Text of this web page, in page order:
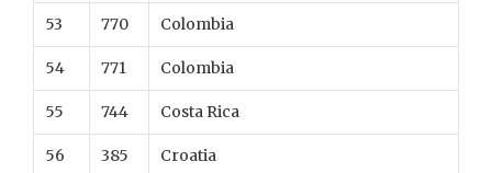
53 770 Colombia
54 771 Colombia
55 744 Costa Rica
56 385 Croatia